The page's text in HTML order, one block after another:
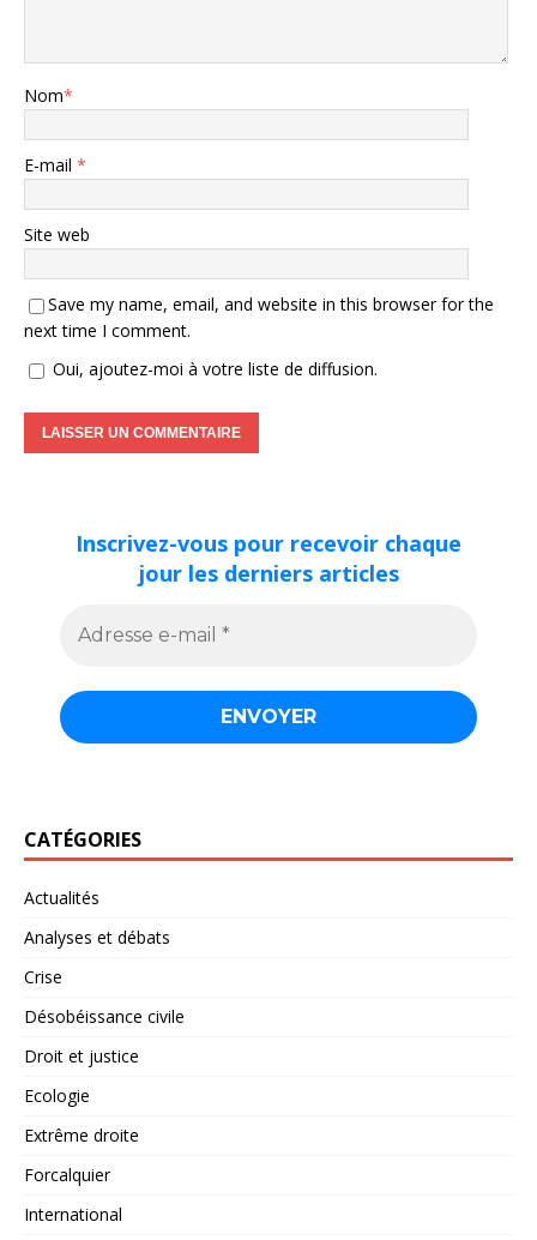
Nom*
E-mail *
Site web
Save my name, email, and website in this browser for the
next time I comment.
Oui, ajoutez-moi à votre liste de diffusion.
Inscrivez-vous pour recevoir chaque
jour les derniers articles
CATÉGORIES
Actualités
Analyses et débats
Crise
Désobéissance civile
Droit et justice
Ecologie
Extrême droite
Forcalquier
International